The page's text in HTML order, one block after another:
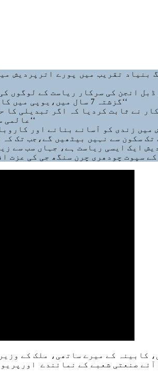
’’گزشتہ 7 سال میں،یوپی میں کاروبار، ترقی اور اعتماد کا ماحول تیارکیا گیا ہے‘‘
نے ثابت کردیا کہ اگر تبدیلی کا
’’عالمی سطح پر ہندوستان کے لیے بے مثال مثبت امکانات ہیں‘‘
کابینہ کے میرے ساتھی، ملک کے
صنعتی شعبے کے نمائندے